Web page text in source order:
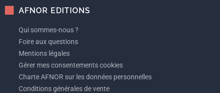
AFNOR EDITIONS
Qui sommes-nous ?
Foire aux questions
Mentions légales
Gérer mes consentements cookies
Charte AFNOR sur les données personnelles
Conditions générales de vente